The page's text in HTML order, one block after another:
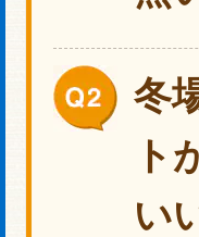
冬
ト
い